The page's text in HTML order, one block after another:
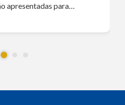
apresentadas para…